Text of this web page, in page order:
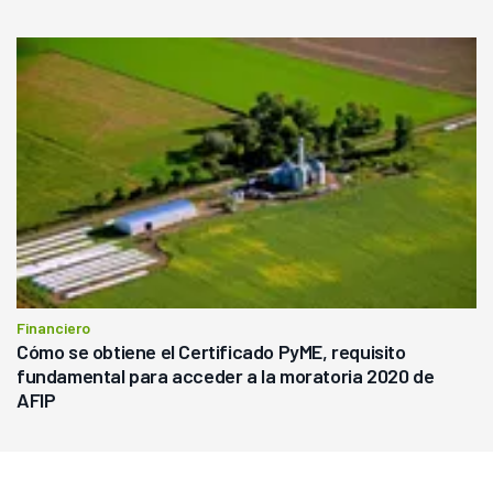
Financiero
Cómo se obtiene el Certificado PyME, requisito
fundamental para acceder a la moratoria 2020 de
AFIP